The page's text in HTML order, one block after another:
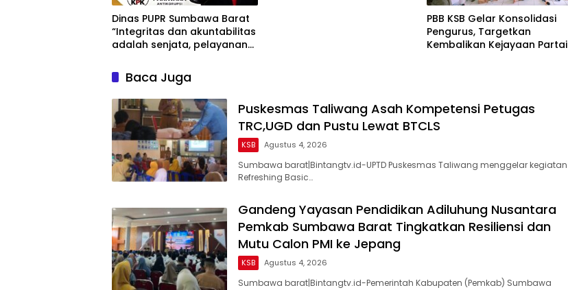
Dinas PUPR Sumbawa Barat
“Integritas dan akuntabilitas
adalah senjata, pelayanan
keberanian menolak suap
adalah bukti kita masih
berpihak pada rakyat.”
PBB KSB Gelar Konsolidasi
Pengurus, Targetkan
Kembalikan Kejayaan Partai
Baca Juga
Puskesmas Taliwang Asah Kompetensi Petugas
TRC,UGD dan Pustu Lewat BTCLS
KSB Agustus 4, 2026
Sumbawa barat|Bintangtv.id-UPTD Puskesmas Taliwang menggelar kegiatan
Refreshing Basic…
Gandeng Yayasan Pendidikan Adiluhung Nusantara
Pemkab Sumbawa Barat Tingkatkan Resiliensi dan
Mutu Calon PMI ke Jepang
KSB Agustus 4, 2026
Sumbawa barat|Bintangtv.id-Pemerintah Kabupaten (Pemkab) Sumbawa